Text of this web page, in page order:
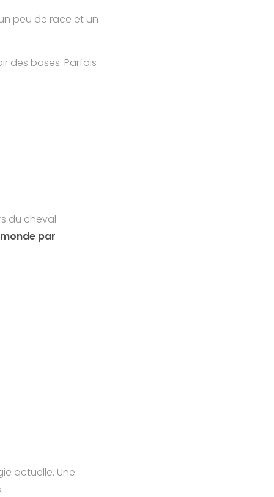
peu de race et un
des bases. Parfois
du cheval.
par
actuelle. Une